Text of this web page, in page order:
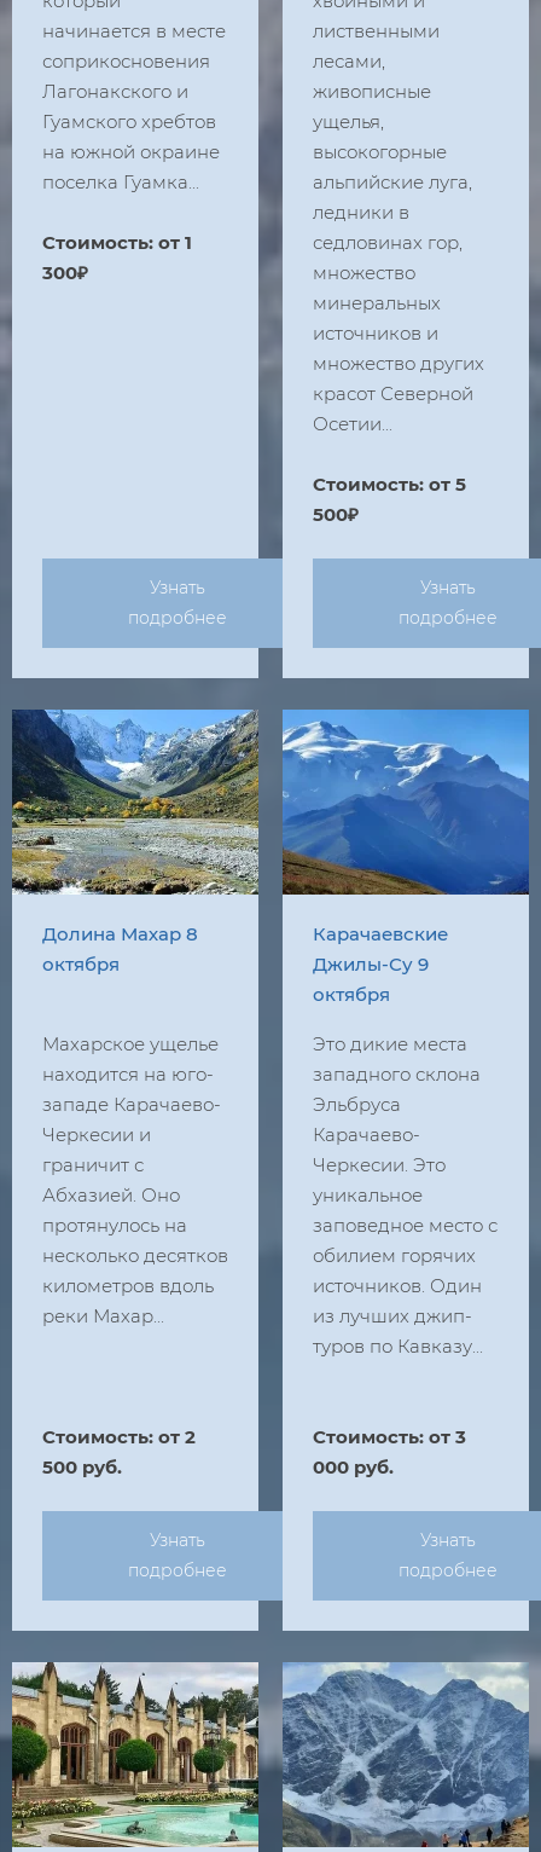
начинается в месте
соприкосновения
Лагонакского и
Гуамского хребтов
на южной окраине
поселка Гуамка...
Стоимость: от 1
300₽
Узнать
подробнее
лиственными
лесами,
живописные
ущелья,
высокогорные
альпийские луга,
ледники в
седловинах гор,
множество
минеральных
источников и
множество других
красот Северной
Осетии...
Стоимость: от 5
500₽
Узнать
подробнее
Долина Махар 8
октября
Махарское ущелье
находится на юго-
западе Карачаево-
Черкесии и
граничит с
Абхазией. Оно
протянулось на
несколько десятков
километров вдоль
реки Махар...
Стоимость: от 2
500 руб.
Узнать
подробнее
Карачаевские
Джилы-Су 9
октября
Это дикие места
западного склона
Эльбруса
Карачаево-
Черкесии. Это
уникальное
заповедное место с
обилием горячих
источников. Один
из лучших джип-
туров по Кавказу...
Стоимость: от 3
000 руб.
Узнать
подробнее